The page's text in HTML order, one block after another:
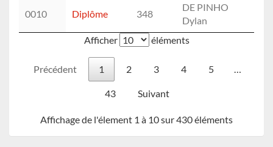
0010 Diplôme 348
DE PINHO
Dylan
Afficher
éléments
Précédent 1 2 3 4 5 …
43 Suivant
Affichage de l'élement 1 à 10 sur 430 éléments